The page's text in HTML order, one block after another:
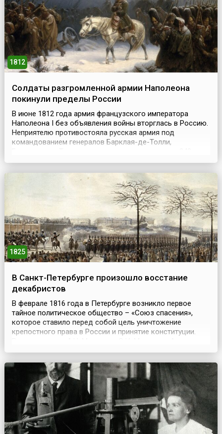
1812
Солдаты разгромленной армии Наполеона
покинули пределы России
В июне 1812 года армия французского императора
Наполеона I без объявления войны вторглась в Россию.
Неприятелю противостояла русская армия под
командованием генералов Барклая-де-Толли,
тысяч русских солдат. Быстрое продвижение французов
страны. Отступая, русские войска вели арьергардные
1825
В Санкт-Петербурге произошло восстание
декабристов
В феврале 1816 года в Петербурге возникло первое
тайное политическое общество – «Союз спасения»,
которое ставило перед собой цель уничтожение
крепостного права в России и принятие конституции.
С.П. Трубецкой, И.Д. Якушкин, П.И. Пестель.
созданию более широкой организации, и в 1818 году в
Москве был со...